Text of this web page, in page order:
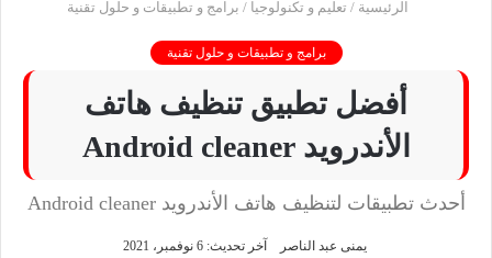
الرئيسية / تعليم و تكنولوجيا / برامج و تطبيقات و حلول تقنية
برامج و تطبيقات و حلول تقنية
أفضل تطبيق تنظيف هاتف
الأندرويد Android cleaner
أحدث تطبيقات لتنظيف هاتف الأندرويد Android cleaner
يمنى عبد الناصر آخر تحديث: 6 نوفمبر، 2021